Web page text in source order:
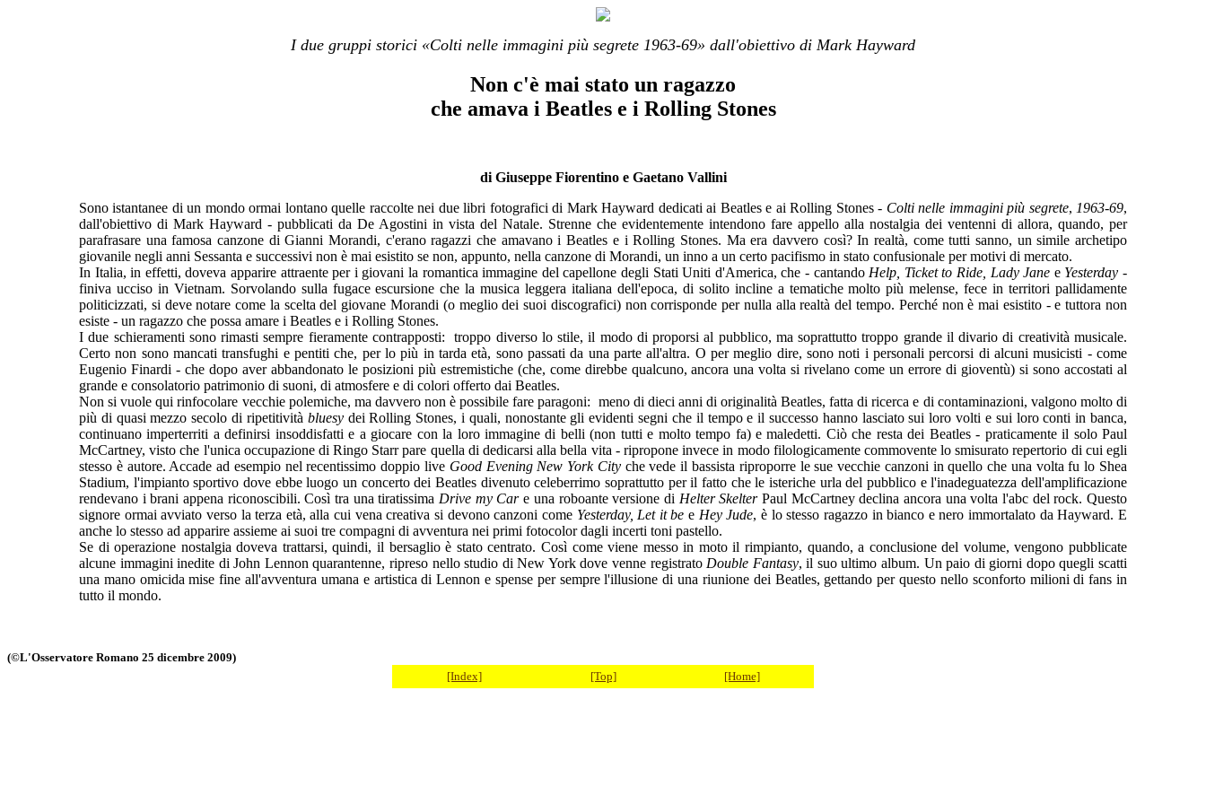
I due gruppi storici «Colti nelle immagini più segrete 1963-69» dall'obiettivo di Mark Hayward
Non c'è mai stato un ragazzo
che amava i Beatles e i Rolling Stones
di Giuseppe Fiorentino e Gaetano Vallini
Sono istantanee di un mondo ormai lontano quelle raccolte nei due libri fotografici di Mark Hayward dedicati ai Beatles e ai Rolling Stones- Colti nelle immagini più segrete, 1963-69,
dall'obiettivo di Mark Hayward - pubblicati da De Agostini in vista del Natale. Strenne che evidentemente intendono fare appello alla nostalgia dei ventenni di allora, quando, per
parafrasare una famosa canzone di Gianni Morandi, c'erano ragazzi che amavano i Beatles e i Rolling Stones. Ma era davvero così? In realtà, come tutti sanno, un simile archetipo
giovanile negli anni Sessanta e successivi non è mai esistito se non, appunto, nella canzone di Morandi, un inno a un certo pacifismo in stato confusionale per motivi di mercato.
In Italia, in effetti, doveva apparire attraente per i giovani la romantica immagine del capellone degli Stati Uniti d'America, che - cantando Help, Ticket to Ride, Lady Jane e Yesterday -
finiva ucciso in Vietnam. Sorvolando sulla fugace escursione che la musica leggera italiana dell'epoca, di solito incline a tematiche molto più melense, fece in territori pallidamente
politicizzati, si deve notare come la scelta del giovane Morandi (o meglio dei suoi discografici) non corrisponde per nulla alla realtà del tempo. Perché non è mai esistito - e tuttora non
esiste - un ragazzo che possa amare i Beatles e i Rolling Stones.
I due schieramenti sono rimasti sempre fieramente contrapposti: troppo diverso lo stile, il modo di proporsi al pubblico, ma soprattutto troppo grande il divario di creatività musicale.
Certo non sono mancati transfughi e pentiti che, per lo più in tarda età, sono passati da una parte all'altra. O per meglio dire, sono noti i personali percorsi di alcuni musicisti - come
Eugenio Finardi - che dopo aver abbandonato le posizioni più estremistiche (che, come direbbe qualcuno, ancora una volta si rivelano come un errore di gioventù) si sono accostati al
grande e consolatorio patrimonio di suoni, di atmosfere e di colori offerto dai Beatles.
Non si vuole qui rinfocolare vecchie polemiche, ma davvero non è possibile fare paragoni: meno di dieci anni di originalità Beatles, fatta di ricerca e di contaminazioni, valgono molto di
più di quasi mezzo secolo di ripetitività bluesy dei Rolling Stones, i quali, nonostante gli evidenti segni che il tempo e il successo hanno lasciato sui loro volti e sui loro conti in banca,
continuano imperterriti a definirsi insoddisfatti e a giocare con la loro immagine di belli (non tutti e molto tempo fa) e maledetti. Ciò che resta dei Beatles - praticamente il solo Paul
McCartney, visto che l'unica occupazione di Ringo Starr pare quella di dedicarsi alla bella vita - ripropone invece in modo filologicamente commovente lo smisurato repertorio di cui egli
stesso è autore. Accade ad esempio nel recentissimo doppio live Good Evening New York Cityche vede il bassista riproporre le sue vecchie canzoni in quello che una volta fu lo Shea
Stadium, l'impianto sportivo dove ebbe luogo un concerto dei Beatles divenuto celeberrimo soprattutto per il fatto che le isteriche urla del pubblico e l'inadeguatezza dell'amplificazione
rendevano i brani appena riconoscibili. Così tra una tiratissima Drive my Care una roboante versione di Helter Skelter Paul McCartney declina ancora una volta l'abc del rock. Questo
signore ormai avviato verso la terza età, alla cui vena creativa si devono canzoni come Yesterday, Let it bee Hey Jude, è lo stesso ragazzo in bianco e nero immortalato da Hayward. E
anche lo stesso ad apparire assieme ai suoi tre compagni di avventura nei primi fotocolor dagli incerti toni pastello.
Se di operazione nostalgia doveva trattarsi, quindi, il bersaglio è stato centrato. Così come viene messo in moto il rimpianto, quando, a conclusione del volume, vengono pubblicate
alcune immagini inedite di John Lennon quarantenne, ripreso nello studio di New York dove venne registrato Double Fantasy, il suo ultimo album. Un paio di giorni dopo quegli scatti
una mano omicida mise fine all'avventura umana e artistica di Lennon e spense per sempre l'illusione di una riunione dei Beatles, gettando per questo nello sconforto milioni di fans in
tutto il mondo.
(©L'Osservatore Romano 25 dicembre 2009)
[Index]
[Top] [Home]